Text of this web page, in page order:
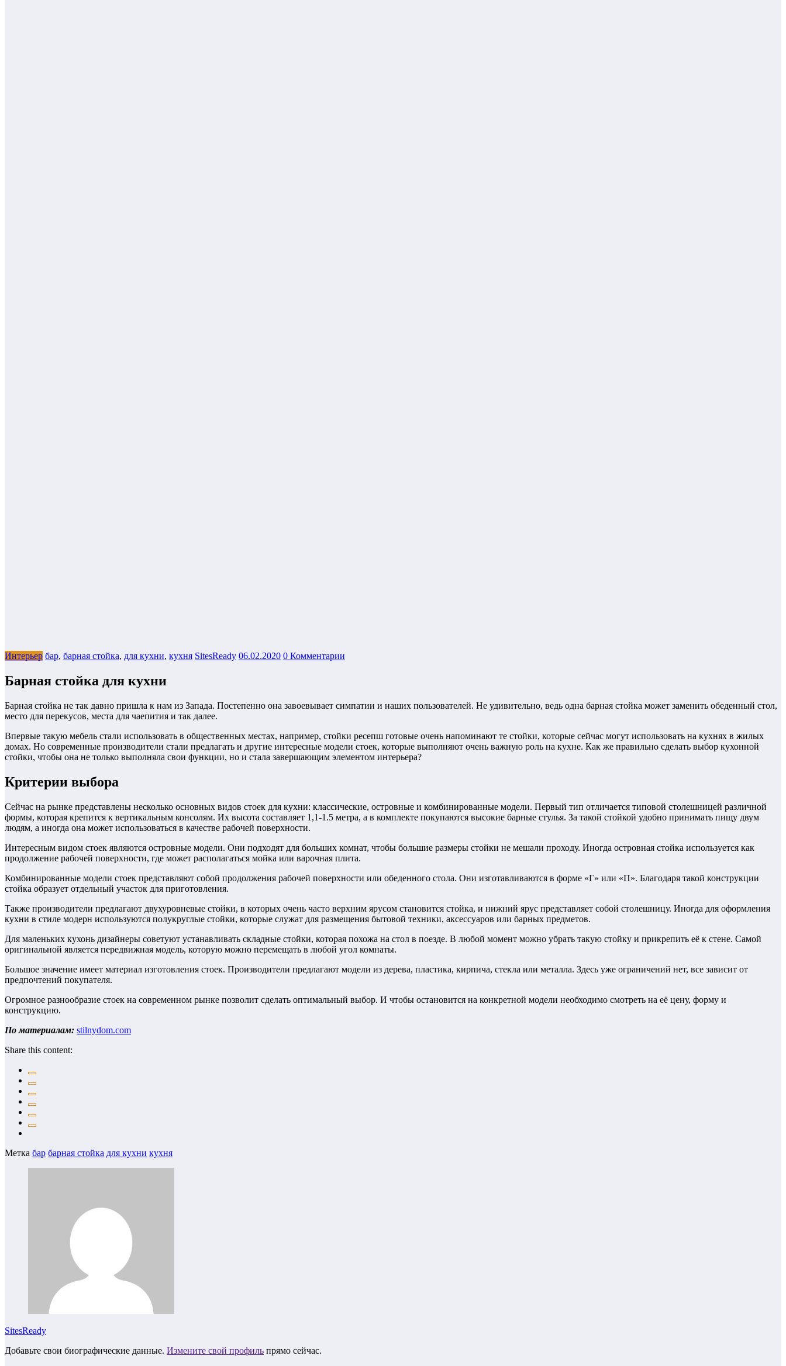
Интерьер бар, барная стойка, для кухни, кухня SitesReady 06.02.2020 0 Комментарии
Барная стойка для кухни
Барная стойка не так давно пришла к нам из Запада. Постепенно она завоевывает симпатии и наших пользователей. Не удивительно, ведь одна барная стойка может заменить обеденный стол,
место для перекусов, места для чаепития и так далее.
Впервые такую мебель стали использовать в общественных местах, например, стойки ресепш готовые очень напоминают те стойки, которые сейчас могут использовать на кухнях в жилых
домах. Но современные производители стали предлагать и другие интересные модели стоек, которые выполняют очень важную роль на кухне. Как же правильно сделать выбор кухонной
стойки, чтобы она не только выполняла свои функции, но и стала завершающим элементом интерьера?
Критерии выбора
Сейчас на рынке представлены несколько основных видов стоек для кухни: классические, островные и комбинированные модели. Первый тип отличается типовой столешницей различной
формы, которая крепится к вертикальным консолям. Их высота составляет 1,1-1.5 метра, а в комплекте покупаются высокие барные стулья. За такой стойкой удобно принимать пищу двум
людям, а иногда она может использоваться в качестве рабочей поверхности.
Интересным видом стоек являются островные модели. Они подходят для больших комнат, чтобы большие размеры стойки не мешали проходу. Иногда островная стойка используется как
продолжение рабочей поверхности, где может располагаться мойка или варочная плита.
Комбинированные модели стоек представляют собой продолжения рабочей поверхности или обеденного стола. Они изготавливаются в форме «Г» или «П». Благодаря такой конструкции
стойка образует отдельный участок для приготовления.
Также производители предлагают двухуровневые стойки, в которых очень часто верхним ярусом становится стойка, и нижний ярус представляет собой столешницу. Иногда для оформления
кухни в стиле модерн используются полукруглые стойки, которые служат для размещения бытовой техники, аксессуаров или барных предметов.
Для маленьких кухонь дизайнеры советуют устанавливать складные стойки, которая похожа на стол в поезде. В любой момент можно убрать такую стойку и прикрепить её к стене. Самой
оригинальной является передвижная модель, которую можно перемещать в любой угол комнаты.
Большое значение имеет материал изготовления стоек. Производители предлагают модели из дерева, пластика, кирпича, стекла или металла. Здесь уже ограничений нет, все зависит от
предпочтений покупателя.
Огромное разнообразие стоек на современном рынке позволит сделать оптимальный выбор. И чтобы остановится на конкретной модели необходимо смотреть на её цену, форму и
конструкцию.
По материалам: stilnydom.com
Share this content:
Метка бар барная стойка для кухни кухня
SitesReady
Добавьте свои биографические данные. Измените свой профиль прямо сейчас.